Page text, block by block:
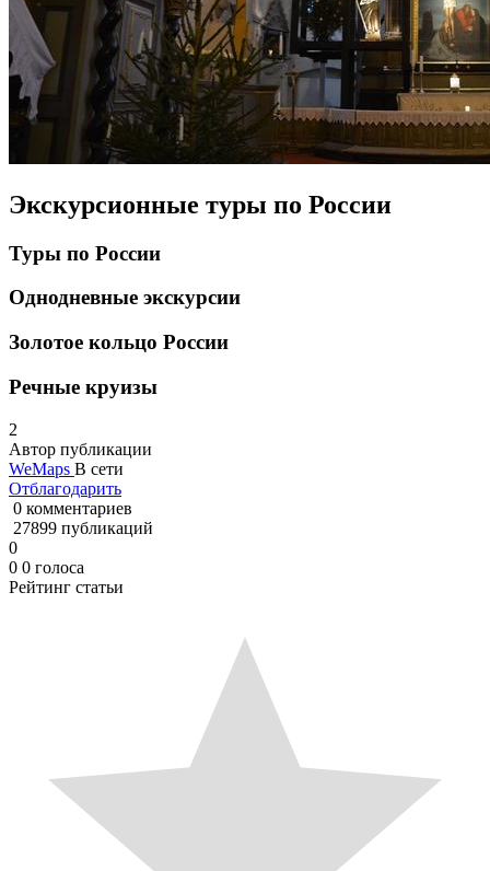
Экскурсионные туры по России
Туры по России
Однодневные экскурсии
Золотое кольцо России
Речные круизы
2
Автор публикации
WeMaps В сети
Отблагодарить
0 комментариев
27899 публикаций
0
0 0 голоса
Рейтинг статьи